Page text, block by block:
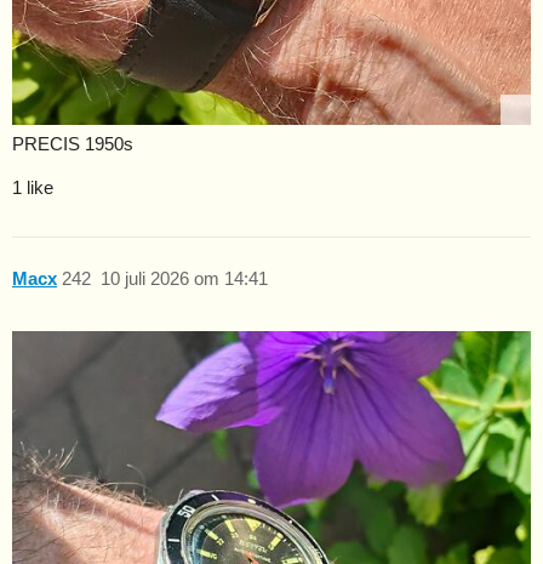
PRECIS 1950s
1 like
Macx 10 juli 2026 om 14:41
242